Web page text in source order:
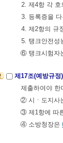
2. 제4항 각 호
3. 등록증을
4. 제2항의 규
5. 탱크안전성
⑥ 탱크시험자
제17조(예방규
제출하여야
② 시ㆍ도지사
③ 제1항에 따
④ 소방청장은